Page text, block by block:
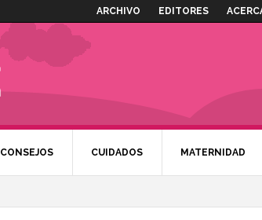
ARCHIVO EDITORES
CONSEJOS CUIDADOS MATERNIDAD